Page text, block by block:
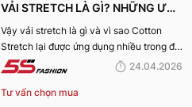
VẢI STRETCH LÀ GÌ? NHỮNG ƯU
ĐIỂM VÀ ỨNG DỤNG CỦA VẢI
COTTON STRETCH
Vậy vải stretch là gì và vì sao Cotton
Stretch lại được ứng dụng nhiều trong đời
sống? Hãy cùng 5S Fashion tìm hiểu chi
24.04.2026
Tư vấn chọn mua